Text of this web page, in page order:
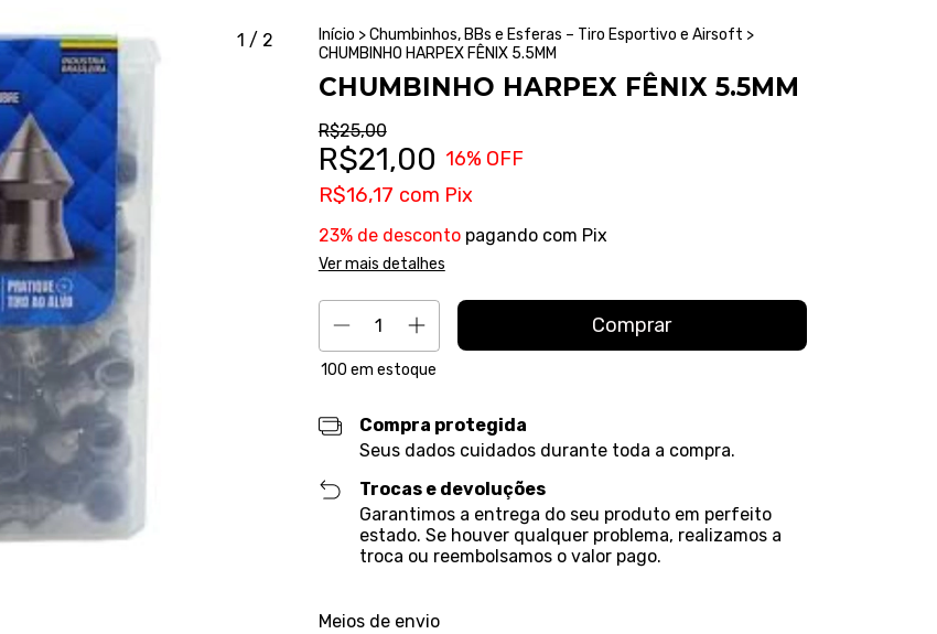
1 / 2 Início >Chumbinhos, BBs e Esferas – Tiro Esportivo e Airsoft >
CHUMBINHO HARPEX FÊNIX 5.5MM
CHUMBINHO HARPEX FÊNIX 5.5MM
R$25,00
R$21,00 16% OFF
R$16,17 com Pix
23% de descontopagando com Pix
Ver mais detalhes
100 em estoque
Compra protegida
Seus dados cuidados durante toda a compra.
Trocas e devoluções
Garantimos a entrega do seu produto em perfeito
estado. Se houver qualquer problema, realizamos a
troca ou reembolsamos o valor pago.
Entregas para o CEP:
Meios de envio